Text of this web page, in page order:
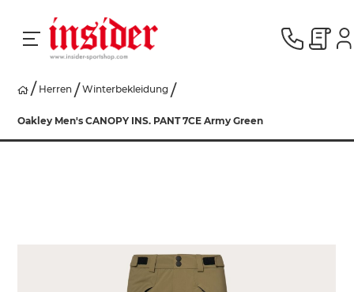
Herren Winterbekleidung
Oakley Men's CANOPY INS. PANT 7CE Army Green